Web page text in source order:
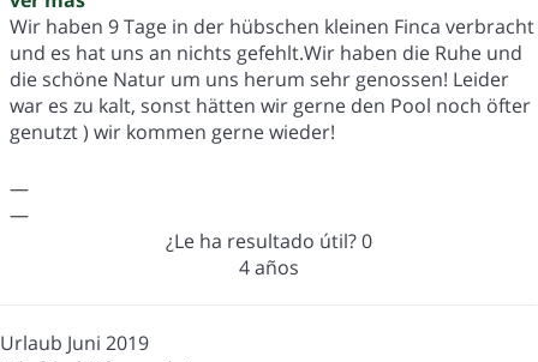
Wir haben 9 Tage in der hübschen kleinen Finca verbracht
und es hat uns an nichts gefehlt.Wir haben die Ruhe und
die schöne Natur um uns herum sehr genossen! Leider
war es zu kalt, sonst hätten wir gerne den Pool noch öfter
genutzt ) wir kommen gerne wieder!
—
—
¿Le ha resultado útil?0
4 años
Urlaub Juni 2019